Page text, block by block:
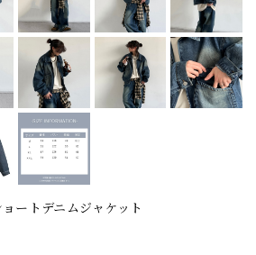
ートデニムジャケット